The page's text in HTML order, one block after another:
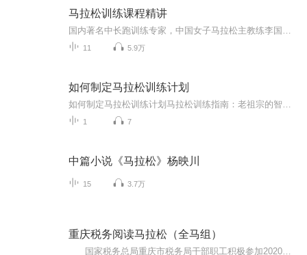
马拉松训练课程精讲
11 5.9万
如何制定马拉松训练计划
1 7
中篇小说《马拉松》杨映川
15 3.7万
重庆税务阅读马拉松（全马组）